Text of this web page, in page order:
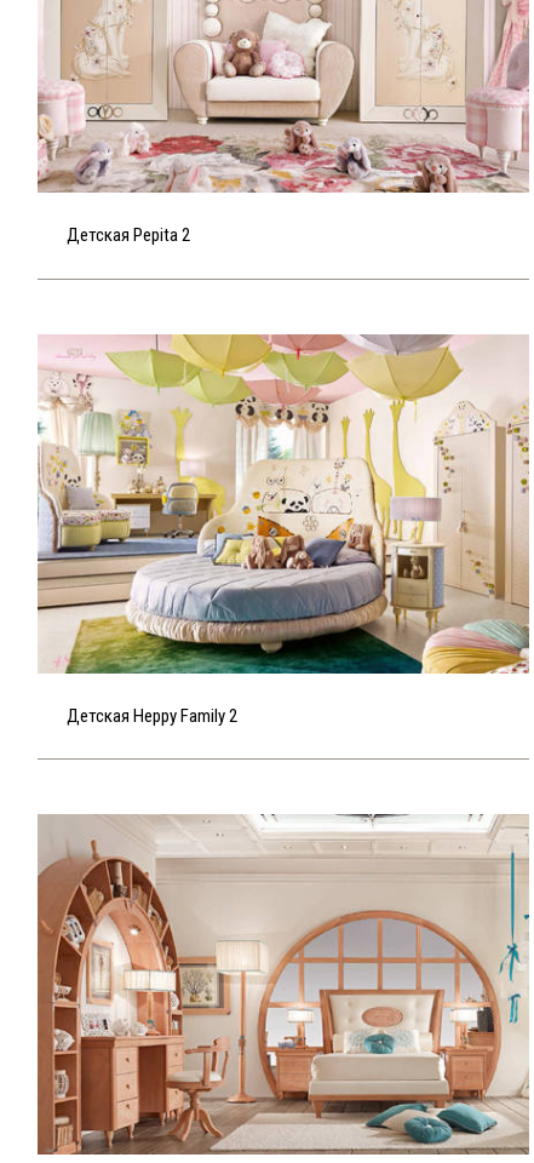
Детская Pepita 2
Детская Heppy Family 2